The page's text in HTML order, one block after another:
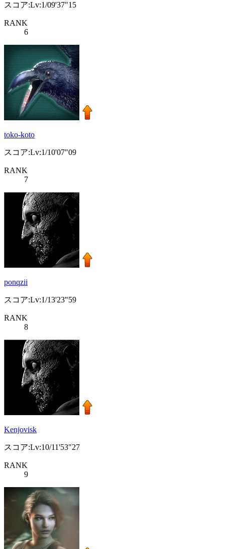
スコア:Lv:1/09'37"15
RANK
6
toko-koto
スコア:Lv:1/10'07"09
RANK
7
ponqzii
スコア:Lv:1/13'23"59
RANK
8
Kenjovisk
スコア:Lv:10/11'53"27
RANK
9